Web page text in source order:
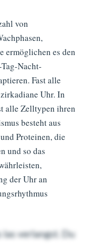
von
ermöglichen es den
Nacht-
Fast alle
Uhr. In
alle Zelltypen ihren
besteht aus
Proteinen, die
und so das
der Uhr an
verlangst. Du